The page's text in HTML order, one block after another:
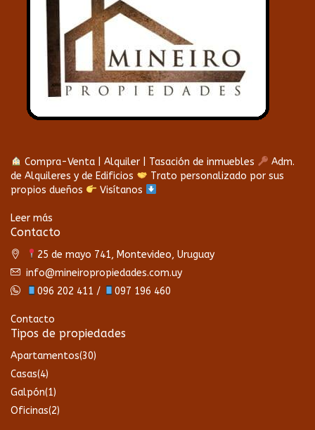
Compra-Venta | Alquiler | Tasación de inmuebles
Adm.
de Alquileres y de Edificios
Trato personalizado por sus
propios dueños
Visítanos
Leer más
Contacto
25 de mayo 741, Montevideo, Uruguay
info@mineiropropiedades.com.uy
096 202 411 /
097 196 460
Contacto
Tipos de propiedades
Apartamentos(30)
Casas(4)
Galpón(1)
Oficinas(2)